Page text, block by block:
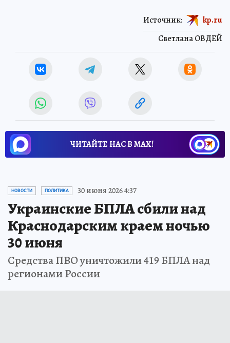
Светлана ОВДЕЙ
Источник: kp.ru
ЧИТАЙТЕ НАС В МАХ!
НОВОСТИ ПОЛИТИКА 30 июня 2026 4:37
Украинские БПЛА сбили над
Краснодарским краем ночью
30 июня
Средства ПВО уничтожили 419 БПЛА над
регионами России